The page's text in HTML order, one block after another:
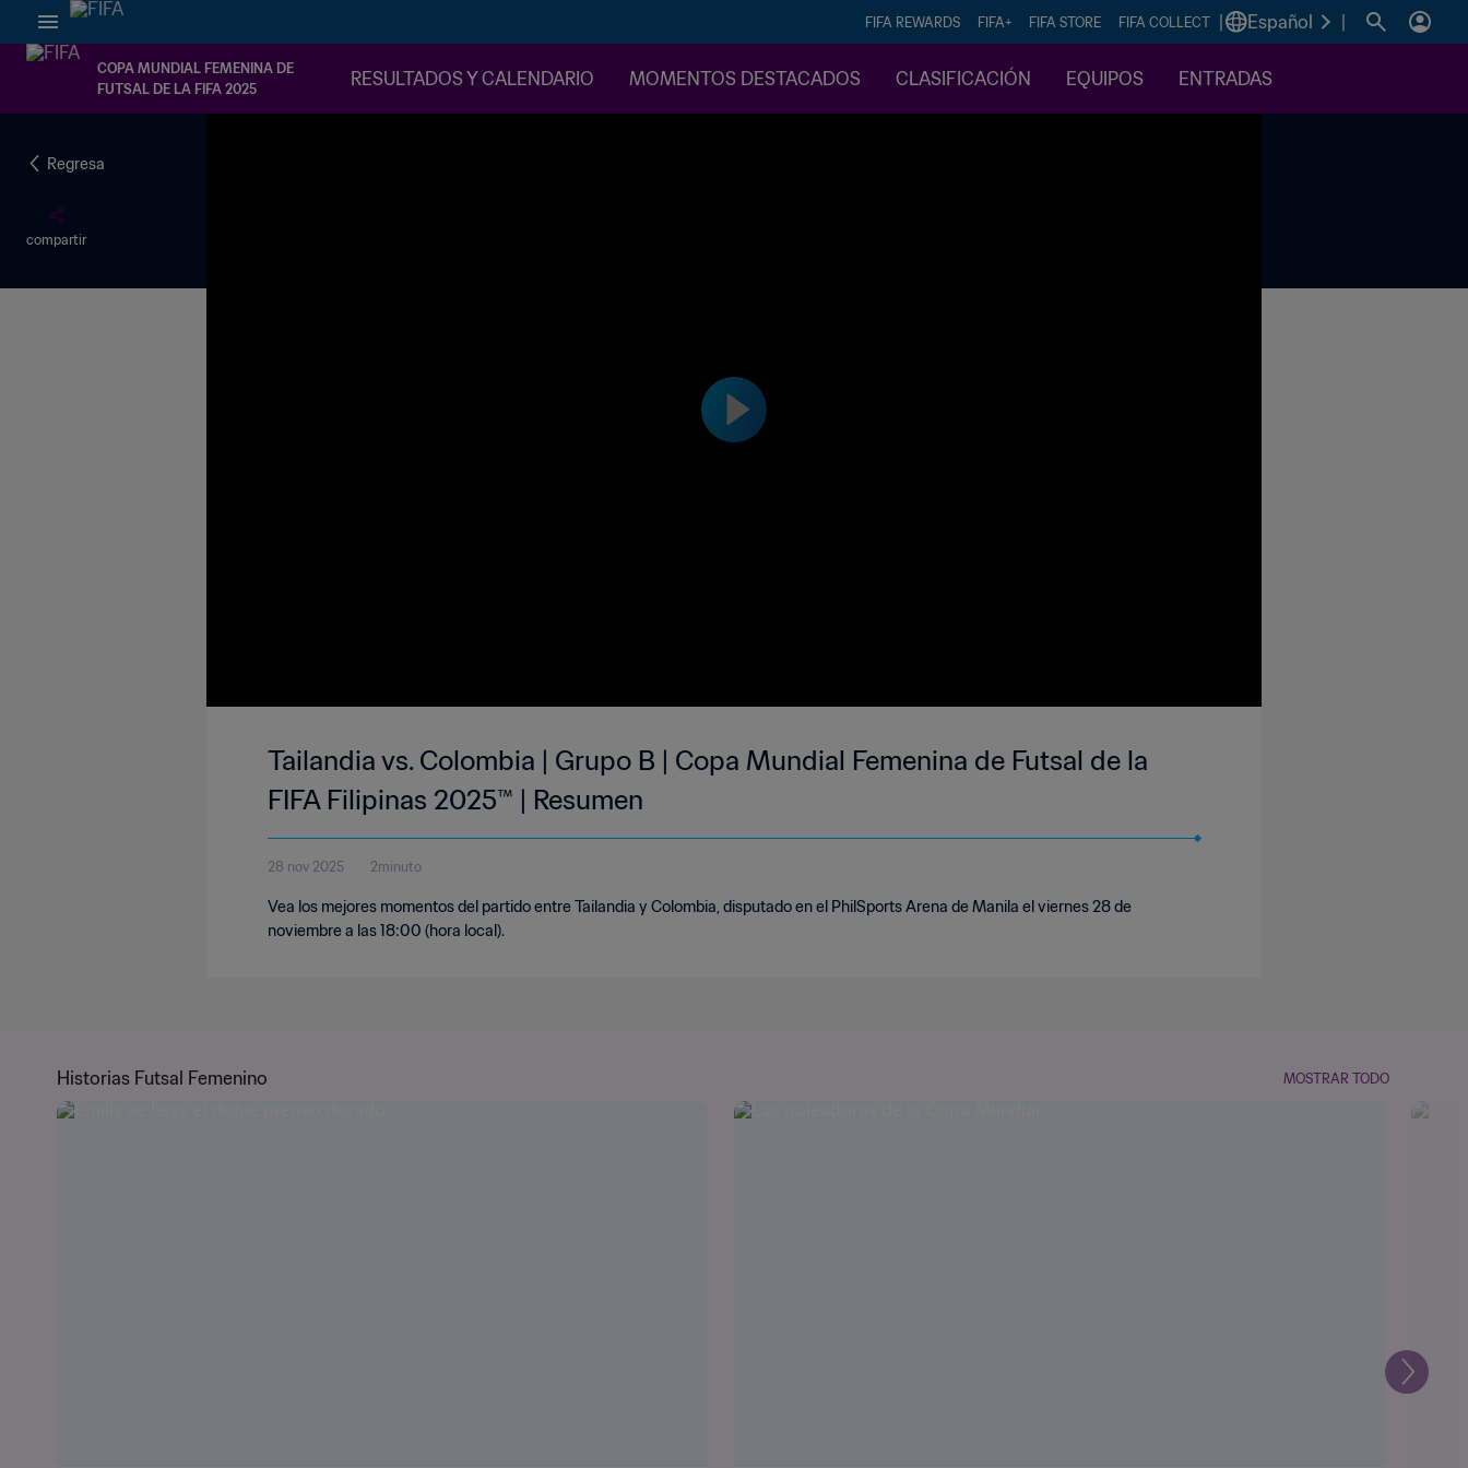
FIFA REWARDS FIFA+ FIFA STORE FIFA COLLECT Español
COPA MUNDIAL FEMENINA DE
FUTSAL DE LA FIFA 2025
RESULTADOS Y CALENDARIO MOMENTOS DESTACADOS CLASIFICACIÓN EQUIPOS ENTRADAS
Regresa
compartir
Tailandia vs. Colombia | Grupo B | Copa Mundial Femenina de Futsal de la
FIFA Filipinas 2025™ | Resumen
28 nov 2025 2minuto
Vea los mejores momentos del partido entre Tailandia y Colombia, disputado en el PhilSports Arena de Manila el viernes 28 de
noviembre a las 18:00 (hora local).
Historias Futsal Femenino MOSTRAR TODO